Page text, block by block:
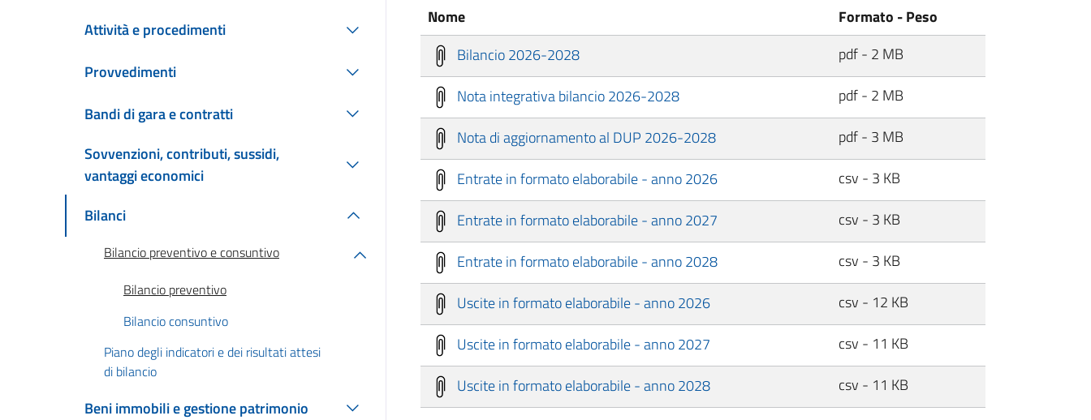
Attività e procedimenti
Provvedimenti
Bandi di gara e contratti
Sovvenzioni, contributi, sussidi,
vantaggi economici
Bilanci
Bilancio preventivo e consuntivo
Bilancio preventivo
Bilancio consuntivo
Piano degli indicatori e dei risultati attesi
di bilancio
Beni immobili e gestione patrimonio
Nome
Formato - Peso
Bilancio 2026-2028
pdf - 2 MB
Nota integrativa bilancio 2026-2028
pdf - 2 MB
Nota di aggiornamento al DUP 2026-2028
pdf - 3 MB
Entrate in formato elaborabile - anno 2026
csv - 3 KB
Entrate in formato elaborabile - anno 2027
csv - 3 KB
Entrate in formato elaborabile - anno 2028
csv - 3 KB
Uscite in formato elaborabile - anno 2026
csv - 12 KB
Uscite in formato elaborabile - anno 2027
csv - 11 KB
Uscite in formato elaborabile - anno 2028
csv - 11 KB